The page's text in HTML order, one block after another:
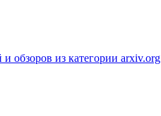
обзоров из категории arxiv.org